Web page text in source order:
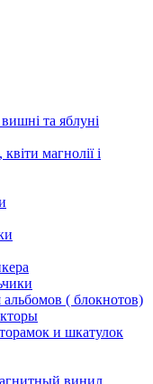
та яблуні
магнолії і
( блокнотов)
и шкатулок
винил